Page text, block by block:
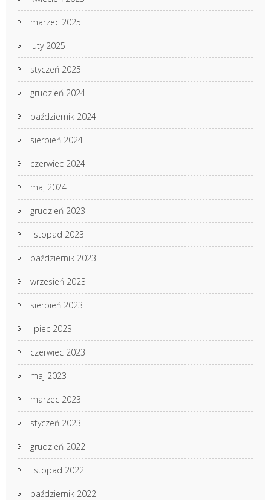
marzec 2025
luty 2025
styczeń 2025
grudzień 2024
październik 2024
sierpień 2024
czerwiec 2024
maj 2024
grudzień 2023
listopad 2023
październik 2023
wrzesień 2023
sierpień 2023
lipiec 2023
czerwiec 2023
maj 2023
marzec 2023
styczeń 2023
grudzień 2022
listopad 2022
październik 2022